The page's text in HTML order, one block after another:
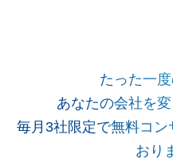
たった一
あなたの会社を
毎月3社限定で無料コ
おり